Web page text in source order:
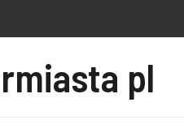
06.08.2026
pl